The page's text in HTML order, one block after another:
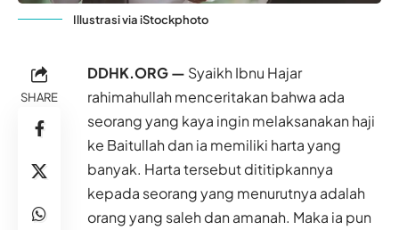
Illustrasi via iStockphoto
SHARE
DDHK.ORG — Syaikh Ibnu Hajar
rahimahullah menceritakan bahwa ada
seorang yang kaya ingin melaksanakan haji
ke Baitullah dan ia memiliki harta yang
banyak. Harta tersebut dititipkannya
kepada seorang yang menurutnya adalah
orang yang saleh dan amanah. Maka ia pun